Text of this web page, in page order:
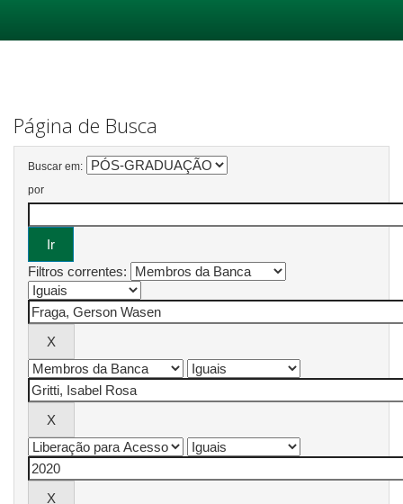
Página de Busca
Buscar em:
por
Filtros correntes: